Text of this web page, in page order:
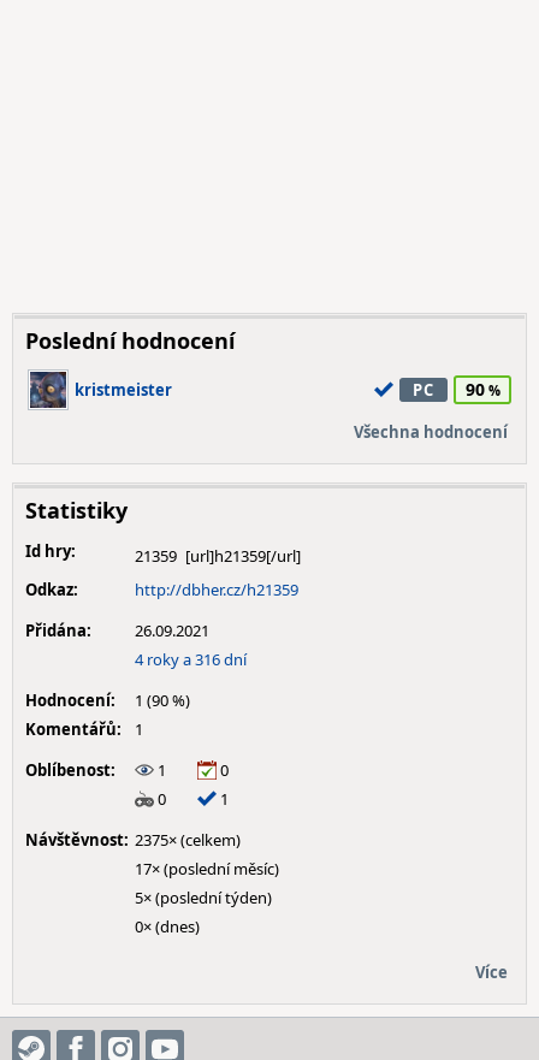
Poslední hodnocení
kristmeister PC 90
Všechna hodnocení
Statistiky
Id hry:
21359
Odkaz:
http://dbher.cz/h21359
Přidána:
26.09.2021
4 roky a 316 dní
Hodnocení:
1 (90 %)
Komentářů:
1
Oblíbenost:
1
0
0
1
Návštěvnost: 2375× (celkem)
17× (poslední měsíc)
5× (poslední týden)
0× (dnes)
Více